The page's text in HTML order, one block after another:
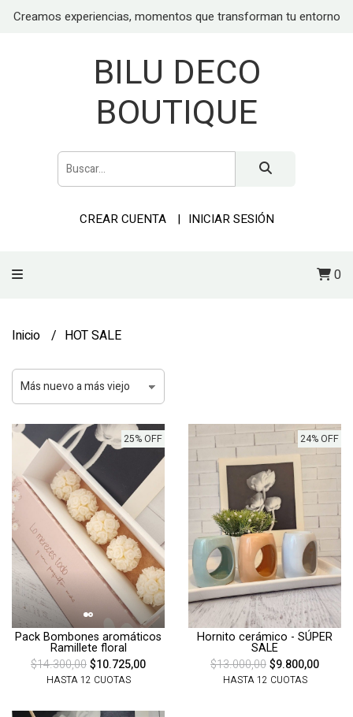
Creamos experiencias, momentos que transforman tu entorno
BILU DECO
BOUTIQUE
CREAR CUENTA INICIAR SESIÓN
0
Inicio HOT SALE
25% OFF
Pack Bombones aromáticos
Ramillete floral
$14.300,00$10.725,00
HASTA 12 CUOTAS
24% OFF
Hornito cerámico - SÚPER
SALE
$13.000,00$9.800,00
HASTA 12 CUOTAS